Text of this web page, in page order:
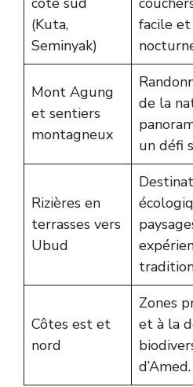
(Kuta,
Seminyak)
facile
Mont Agung
et sentiers
montagneux
de la
un défi
Rizières en
terrasses vers
Ubud
Côtes est et
nord
Zones
et à la
d’Amed.